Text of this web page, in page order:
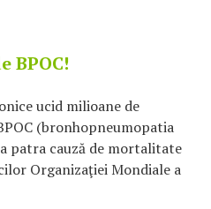
BPOC!
ucid milioane de
(bronhopneumopatia
patra cauză de mortalitate
Organizaţiei Mondiale a